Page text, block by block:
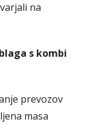
na
s kombi
prevozov
masa